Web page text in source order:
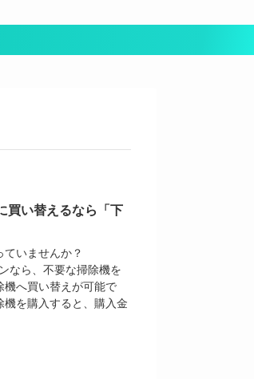
買い替えるなら「下
いませんか？
なら、不要な掃除機を
機へ買い替えが可能で
を購入すると、購入金